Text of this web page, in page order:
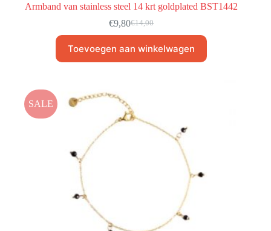
Armband van stainless steel 14 krt goldplated BST1442
€14,00
€9,80
Toevoegen aan winkelwagen
SALE